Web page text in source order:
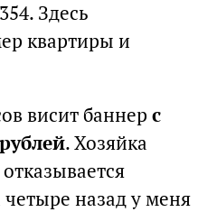
Здесь
квартиры и
висит баннер с
. Хозяйка
назад у меня